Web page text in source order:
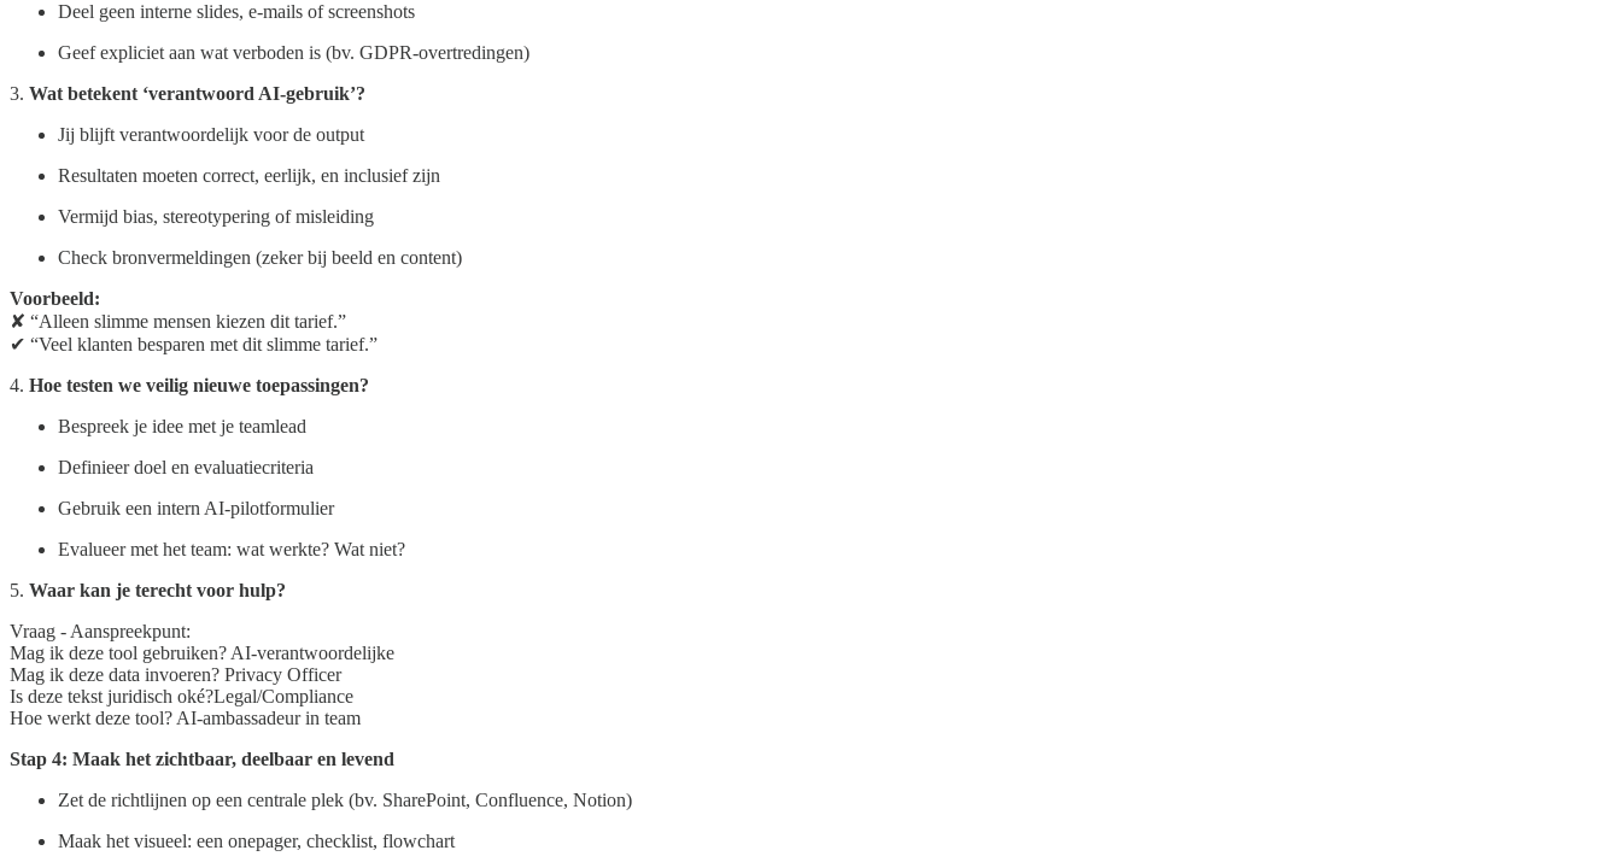
Deel geen interne slides, e-mails of screenshots
Geef expliciet aan wat verboden is (bv. GDPR-overtredingen)
3. Wat betekent ‘verantwoord AI-gebruik’?
Jij blijft verantwoordelijk voor de output
Resultaten moeten correct, eerlijk, en inclusief zijn
Vermijd bias, stereotypering of misleiding
Check bronvermeldingen (zeker bij beeld en content)
Voorbeeld:
✘ “Alleen slimme mensen kiezen dit tarief.”
✔ “Veel klanten besparen met dit slimme tarief.”
4. Hoe testen we veilig nieuwe toepassingen?
Bespreek je idee met je teamlead
Definieer doel en evaluatiecriteria
Gebruik een intern AI-pilotformulier
Evalueer met het team: wat werkte? Wat niet?
5. Waar kan je terecht voor hulp?
Vraag - Aanspreekpunt:
Mag ik deze tool gebruiken? AI-verantwoordelijke
Mag ik deze data invoeren? Privacy Officer
Is deze tekst juridisch oké?Legal/Compliance
Hoe werkt deze tool? AI-ambassadeur in team
Stap 4: Maak het zichtbaar, deelbaar en levend
Zet de richtlijnen op een centrale plek (bv. SharePoint, Confluence, Notion)
Maak het visueel: een onepager, checklist, flowchart